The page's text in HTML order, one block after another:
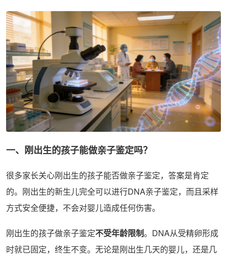
一、刚出生的孩子能做亲子鉴定吗？
很多家长关心刚出生的孩子能否做亲子鉴定，答案是肯定
的。刚出生的新生儿完全可以进行DNA亲子鉴定，而且采样
方式安全便捷，不会对婴儿造成任何伤害。
刚出生的孩子做亲子鉴定不受年龄限制。DNA从受精卵形成
时就已固定，终生不变。无论是刚出生几天的婴儿，还是几